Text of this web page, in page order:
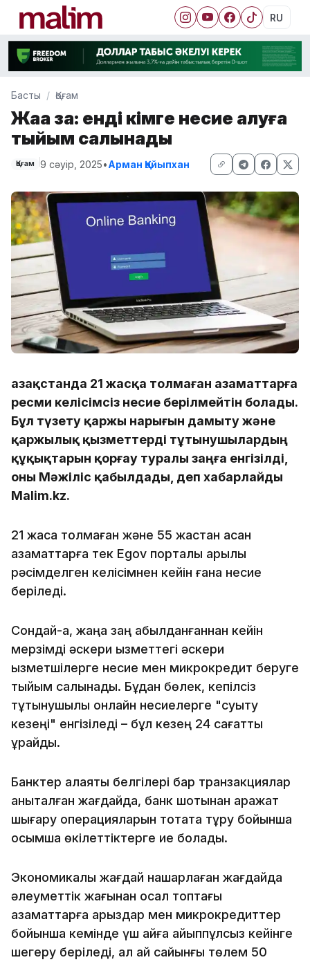
RU
Басты Қоғам
Жаңа заң: енді кімге несие алуға
тыйым салынады
Қоғам 9 сәуір, 2025•Арман Қайыпхан
Қазақстанда 21 жасқа толмаған азаматтарға
ресми келісімсіз несие берілмейтін болады.
Бұл түзету қаржы нарығын дамыту және
қаржылық қызметтерді тұтынушылардың
құқықтарын қорғау туралы заңға енгізілді,
оны Мәжіліс қабылдады, деп хабарлайды
Malim.kz.
21 жасқа толмаған және 55 жастан асқан
азаматтарға тек Egov порталы арқылы
рәсімделген келісімнен кейін ғана несие
беріледі.
Сондай-ақ, жаңа заң қабылданғаннан кейін
мерзімді әскери қызметтегі әскери
қызметшілерге несие мен микрокредит беруге
тыйым салынады. Бұдан бөлек, кепілсіз
тұтынушылық онлайн несиелерге "суыту
кезеңі" енгізіледі – бұл кезең 24 сағатты
құрайды.
Банктер алаяқтық белгілері бар транзакциялар
анықталған жағдайда, банк шотынан қаражат
шығару операцияларын тоқтата тұру бойынша
қосымша өкілеттіктерге ие болады.
Экономикалық жағдай нашарлаған жағдайда
әлеуметтік жағынан осал топтағы
азаматтарға қарыздар мен микрокредиттер
бойынша кемінде үш айға айыппұлсыз кейінге
шегеру беріледі, ал ай сайынғы төлем 50